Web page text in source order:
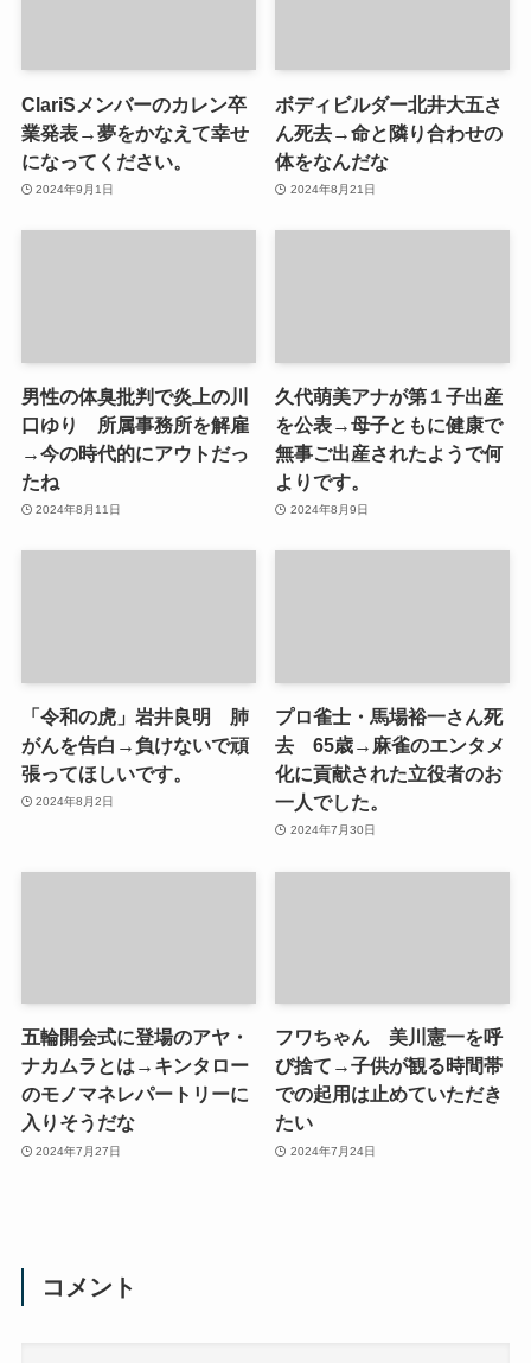
ClariSメンバーのカレン卒
業発表→夢をかなえて幸せ
になってください。
2024年9月1日
ボディビルダー北井大五さ
ん死去→命と隣り合わせの
体をなんだな
2024年8月21日
男性の体臭批判で炎上の川
口ゆり 所属事務所を解雇
→今の時代的にアウトだっ
たね
2024年8月11日
久代萌美アナが第１子出産
を公表→母子ともに健康で
無事ご出産されたようで何
よりです。
2024年8月9日
「令和の虎」岩井良明 肺
がんを告白→負けないで頑
張ってほしいです。
2024年8月2日
プロ雀士・馬場裕一さん死
去 65歳→麻雀のエンタメ
化に貢献された立役者のお
一人でした。
2024年7月30日
五輪開会式に登場のアヤ・
ナカムラとは→キンタロー
のモノマネレパートリーに
入りそうだな
2024年7月27日
フワちゃん 美川憲一を呼
び捨て→子供が観る時間帯
での起用は止めていただき
たい
2024年7月24日
コメント